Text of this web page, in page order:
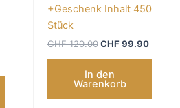
+Geschenk Inhalt 450
Stück
CHF120.00CHF99.90
In den
Warenkorb